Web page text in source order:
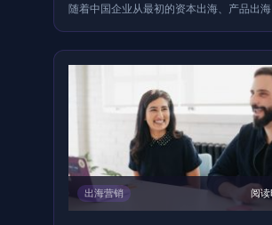
随着中国企业从最初的资本出海、产品出
出海营销 阅